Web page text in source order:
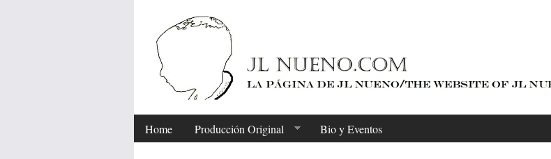
Home Producción Original Bio y Eventos